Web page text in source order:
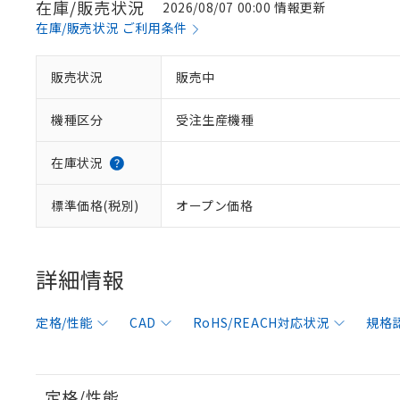
在庫/販売状況
2026/08/07 00:00 情報更新
在庫/販売状況 ご利用条件
販売状況 販売中
機種区分 受注生産機種
在庫状況
標準価格(税別) オープン価格
詳細情報
定格/性能 CAD RoHS/REACH対応状況 規格